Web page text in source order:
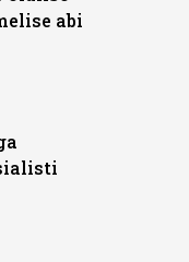
abi